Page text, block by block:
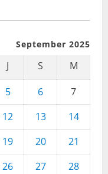
September 2025
J S
M
5 6
7
12 13
14
19 20
21
26 27
28